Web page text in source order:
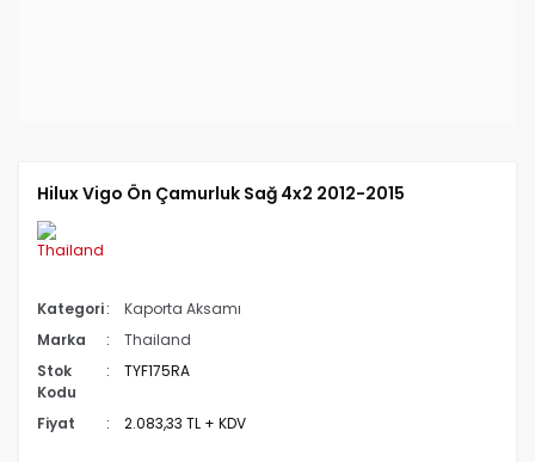
Hilux Vigo Ön Çamurluk Sağ 4x2 2012-2015
Kategori
Kaporta Aksamı
Marka
Thailand
Stok
Kodu
TYF175RA
Fiyat 2.083,33 TL + KDV